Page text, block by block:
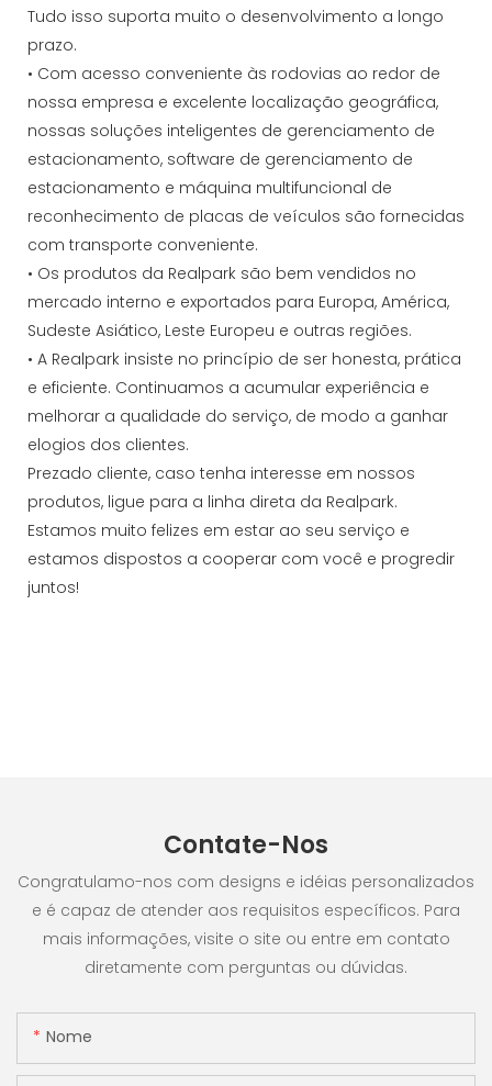
Tudo isso suporta muito o desenvolvimento a longo
prazo.
• Com acesso conveniente às rodovias ao redor de
nossa empresa e excelente localização geográfica,
nossas soluções inteligentes de gerenciamento de
estacionamento, software de gerenciamento de
estacionamento e máquina multifuncional de
reconhecimento de placas de veículos são fornecidas
com transporte conveniente.
• Os produtos da Realpark são bem vendidos no
mercado interno e exportados para Europa, América,
Sudeste Asiático, Leste Europeu e outras regiões.
• A Realpark insiste no princípio de ser honesta, prática
e eficiente. Continuamos a acumular experiência e
melhorar a qualidade do serviço, de modo a ganhar
elogios dos clientes.
Prezado cliente, caso tenha interesse em nossos
produtos, ligue para a linha direta da Realpark.
Estamos muito felizes em estar ao seu serviço e
estamos dispostos a cooperar com você e progredir
juntos!
Contate-Nos
Congratulamo-nos com designs e idéias personalizados
e é capaz de atender aos requisitos específicos. Para
mais informações, visite o site ou entre em contato
diretamente com perguntas ou dúvidas.
Nome